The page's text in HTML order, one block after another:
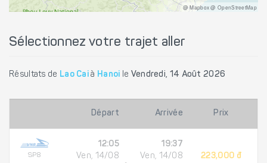
@ Mapbox @ OpenStreetMap
Sélectionnez votre trajet aller
Résultats de Lao Cai à Hanoi le Vendredi, 14 Août 2026
Départ Arrivée Prix
SP8
12:05
Ven, 14/08
19:37
Ven, 14/08
223,000 đ